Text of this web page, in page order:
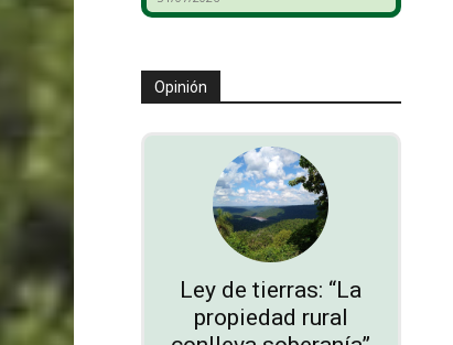
Opinión
Ley de tierras: “La
propiedad rural